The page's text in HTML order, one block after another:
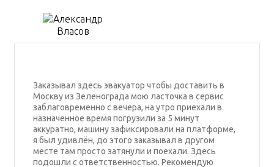
Заказывал здесь эвакуатор чтобы доставить в
Москву из Зеленограда мою ласточка в сервис
заблаговременно с вечера, на утро приехали в
назначенное время погрузили за 5 минут
аккуратно, машину зафиксировали на платформе,
я был удивлён, до этого заказывал в другом
месте там просто затянули и поехали. Здесь
подошли с ответственностью. Рекомендую